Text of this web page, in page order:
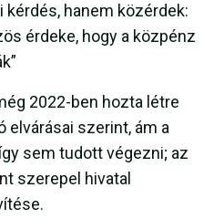
hanem közérdek:
érdeke, hogy a közpénz
2022-ben hozta létre
elvárásai szerint, ám a
sem tudott végezni; az
szerepel hivatal